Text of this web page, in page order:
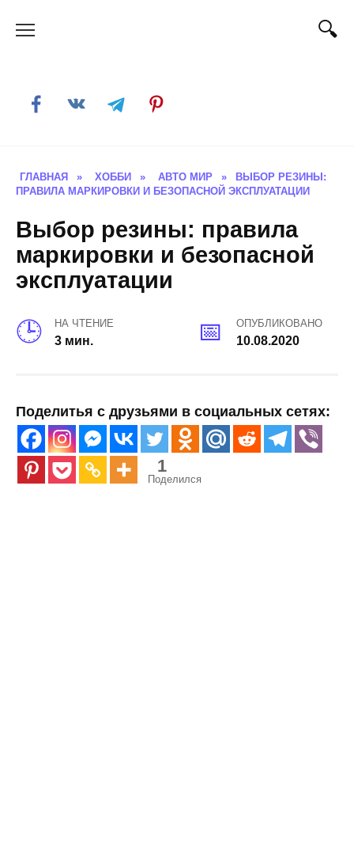
ГЛАВНАЯ » ХОББИ » АВТО МИР »
ВЫБОР РЕЗИНЫ:
ПРАВИЛА МАРКИРОВКИ И БЕЗОПАСНОЙ ЭКСПЛУАТАЦИИ
Выбор резины: правила
маркировки и безопасной
эксплуатации
НА ЧТЕНИЕ
3 мин.
ОПУБЛИКОВАНО
10.08.2020
Поделитья с друзьями в социальных сетях:
1
Поделился